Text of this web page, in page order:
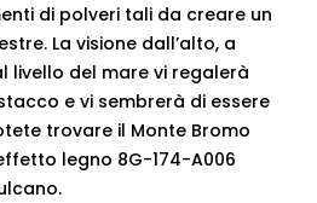
di polveri tali da creare un
La visione dall’alto, a
livello del mare vi regalerà
e vi sembrerà di essere
trovare il Monte Bromo
legno 8G-174-A006